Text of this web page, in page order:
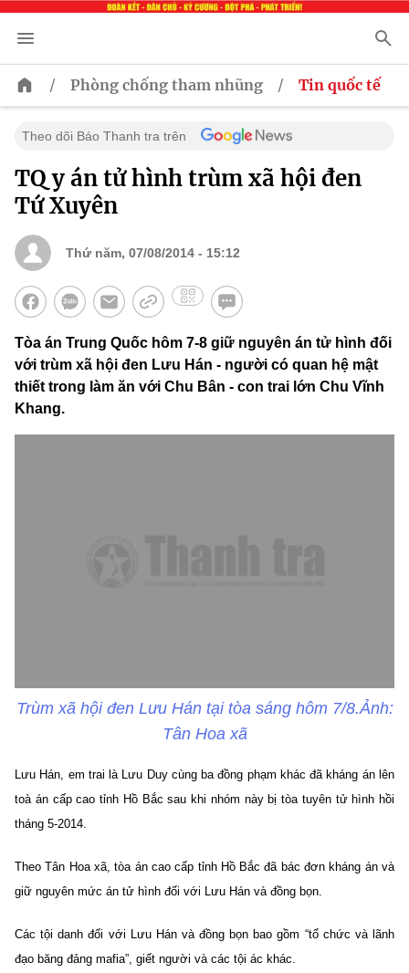
/ Phòng chống tham nhũng / Tin quốc tế
Theo dõi Báo Thanh tra trên
TQ y án tử hình trùm xã hội đen
Tứ Xuyên
Thứ năm, 07/08/2014 - 15:12
Tòa án Trung Quốc hôm 7-8 giữ nguyên án tử hình đối
với trùm xã hội đen Lưu Hán - người có quan hệ mật
thiết trong làm ăn với Chu Bân - con trai lớn Chu Vĩnh
Khang.
Trùm xã hội đen Lưu Hán tại tòa sáng hôm 7/8.Ảnh:
Tân Hoa xã
Lưu Hán, em trai là Lưu Duy cùng ba đồng phạm khác đã kháng án lên
toà án cấp cao tỉnh Hồ Bắc sau khi nhóm này bị tòa tuyên tử hình hồi
tháng 5-2014.
Theo Tân Hoa xã, tòa án cao cấp tỉnh Hồ Bắc đã bác đơn kháng án và
giữ nguyên mức án tử hình đối với Lưu Hán và đồng bọn.
Các tội danh đối với Lưu Hán và đồng bọn bao gồm “tổ chức và lãnh
đạo băng đảng mafia”, giết người và các tội ác khác.